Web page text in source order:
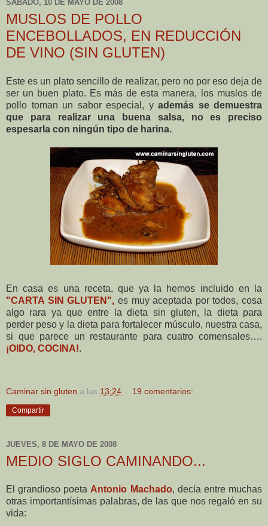
SÁBADO, 10 DE MAYO DE 2008
MUSLOS DE POLLO
ENCEBOLLADOS, EN REDUCCIÓN
DE VINO (SIN GLUTEN)
Este es un plato sencillo de realizar, pero no por eso deja de
ser un buen plato. Es más de esta manera, los muslos de
pollo toman un sabor especial, y además se demuestra
que para realizar una buena salsa, no es preciso
espesarla con ningún tipo de harina.
En casa es una receta, que ya la hemos incluido en la
"CARTA SIN GLUTEN", es muy aceptada por todos, cosa
algo rara ya que entre la dieta sin gluten, la dieta para
perder peso y la dieta para fortalecer músculo, nuestra casa,
si que parece un restaurante para cuatro comensales….
¡OIDO, COCINA!.
Caminar sin gluten a las 13:24 19 comentarios:
Compartir
JUEVES, 8 DE MAYO DE 2008
MEDIO SIGLO CAMINANDO...
El grandioso poeta Antonio Machado, decía entre muchas
otras importantísimas palabras, de las que nos regaló en su
vida: